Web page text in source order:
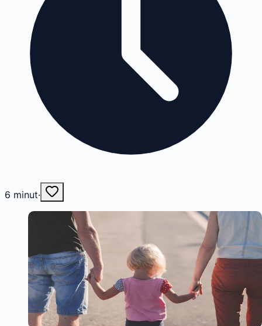
6 minut·